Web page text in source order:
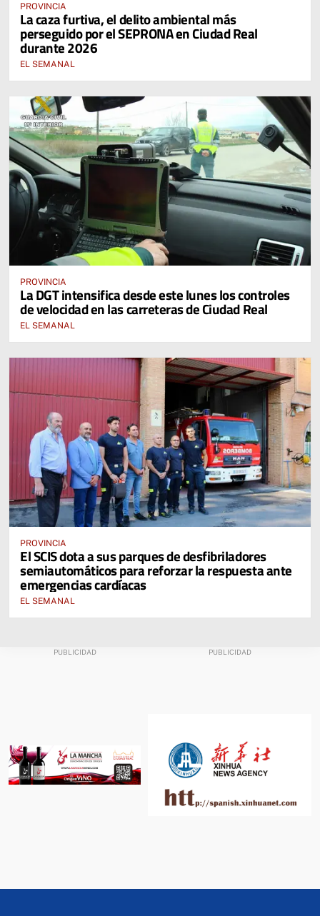
PROVINCIA
La caza furtiva, el delito ambiental más
perseguido por el SEPRONA en Ciudad Real
durante 2026
EL SEMANAL
PROVINCIA
La DGT intensifica desde este lunes los controles
de velocidad en las carreteras de Ciudad Real
EL SEMANAL
PROVINCIA
El SCIS dota a sus parques de desfibriladores
semiautomáticos para reforzar la respuesta ante
emergencias cardíacas
EL SEMANAL